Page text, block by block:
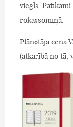
viegls.
rokassomiņā.
Plānotāja cena
(atkarībā no tā,